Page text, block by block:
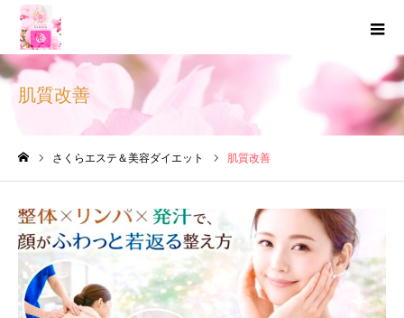
肌質改善
さくらエステ＆美容ダイエット 肌質改善